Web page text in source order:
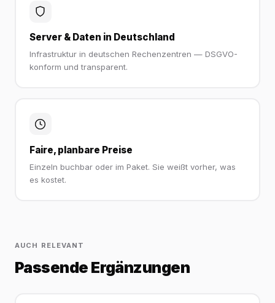
Server & Daten in Deutschland
Infrastruktur in deutschen Rechenzentren — DSGVO-
konform und transparent.
Faire, planbare Preise
Einzeln buchbar oder im Paket. Sie weißt vorher, was
es kostet.
AUCH RELEVANT
Passende Ergänzungen